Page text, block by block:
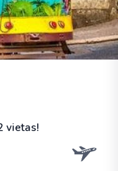
vietas!